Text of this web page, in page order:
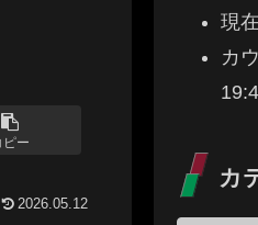
ピー
2026.05.12
現
カ
カ